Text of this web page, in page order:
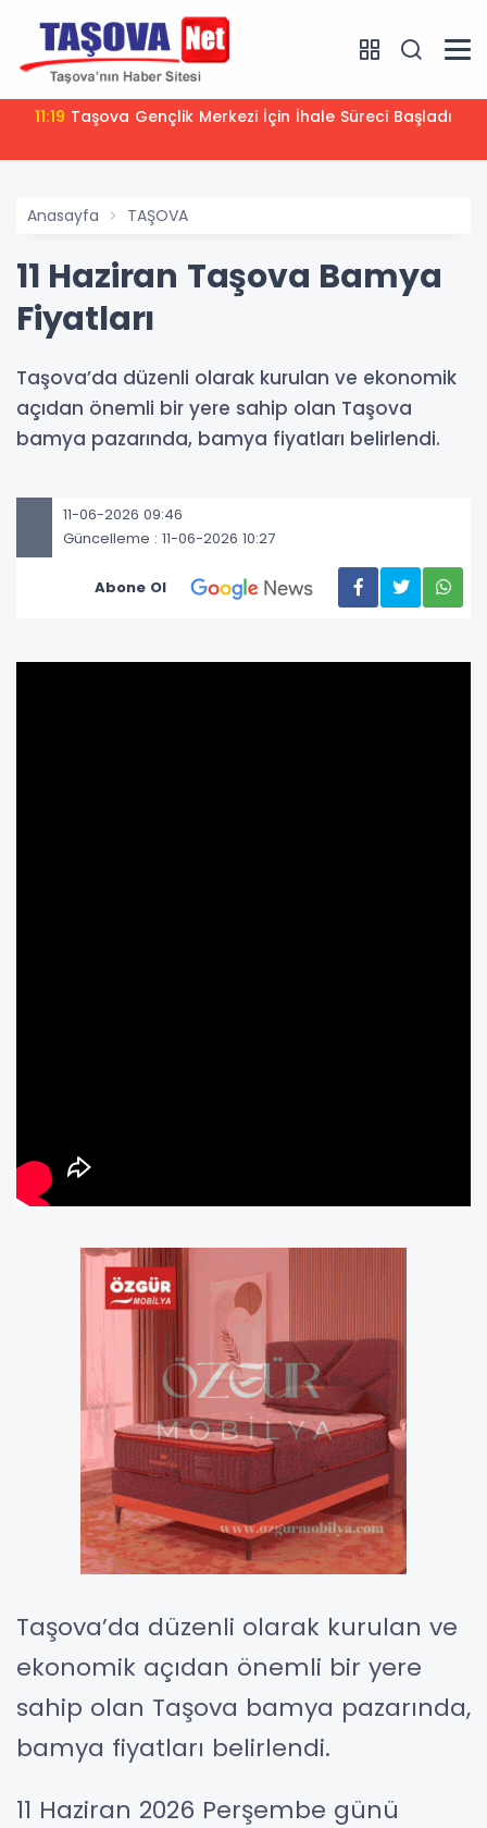
11:19 Taşova Gençlik Merkezi İçin İhale Süreci Başladı
Anasayfa TAŞOVA
11 Haziran Taşova Bamya
Fiyatları
Taşova’da düzenli olarak kurulan ve ekonomik
açıdan önemli bir yere sahip olan Taşova
bamya pazarında, bamya fiyatları belirlendi.
11-06-2026 09:46
Güncelleme : 11-06-2026 10:27
Abone Ol
Taşova’da düzenli olarak kurulan ve
ekonomik açıdan önemli bir yere
sahip olan Taşova bamya pazarında,
bamya fiyatları belirlendi.
11 Haziran 2026 Perşembe günü